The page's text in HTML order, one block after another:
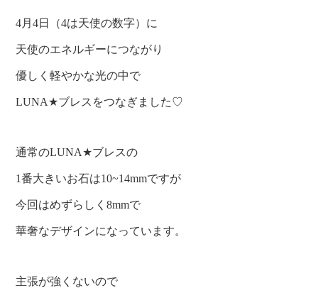
4月4日（4は天使の数字）に
天使のエネルギーにつながり
優しく軽やかな光の中で
LUNA★ブレスをつなぎました♡
通常のLUNA★ブレスの
1番大きいお石は10~14mmですが
今回はめずらしく8mmで
華奢なデザインになっています。
主張が強くないので